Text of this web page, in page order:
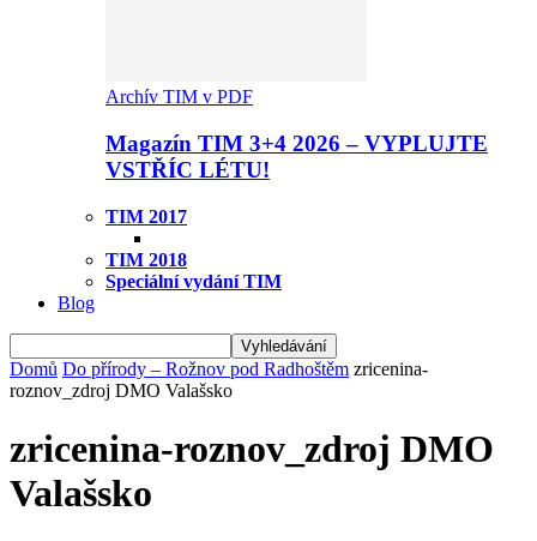
Archív TIM v PDF
Magazín TIM 3+4 2026 – VYPLUJTE
VSTŘÍC LÉTU!
TIM 2017
TIM 2018
Speciální vydání TIM
Blog
Domů Do přírody – Rožnov pod Radhoštěm zricenina-
roznov_zdroj DMO Valašsko
zricenina-roznov_zdroj DMO
Valašsko